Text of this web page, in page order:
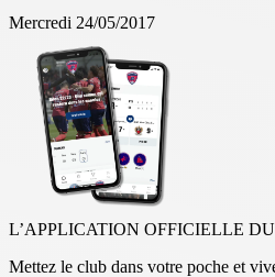
Mercredi 24/05/2017
L’APPLICATION OFFICIELLE
Mettez le club dans votre poche et